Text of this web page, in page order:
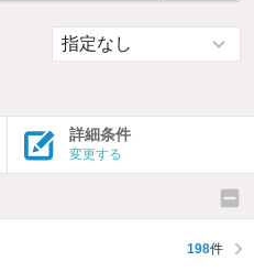
詳細条件
変更する
198件